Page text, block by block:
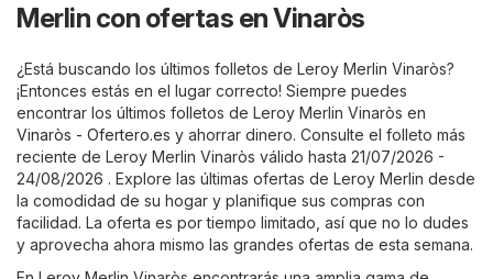
Merlin con ofertas en Vinaròs
¿Está buscando los últimos folletos de Leroy Merlin Vinaròs?
¡Entonces estás en el lugar correcto! Siempre puedes
encontrar los últimos folletos de Leroy Merlin Vinaròs en
Vinaròs - Ofertero.es y ahorrar dinero. Consulte el folleto más
reciente de Leroy Merlin Vinaròs válido hasta 21/07/2026 -
24/08/2026 . Explore las últimas ofertas de Leroy Merlin desde
la comodidad de su hogar y planifique sus compras con
facilidad. La oferta es por tiempo limitado, así que no lo dudes
y aprovecha ahora mismo las grandes ofertas de esta semana.